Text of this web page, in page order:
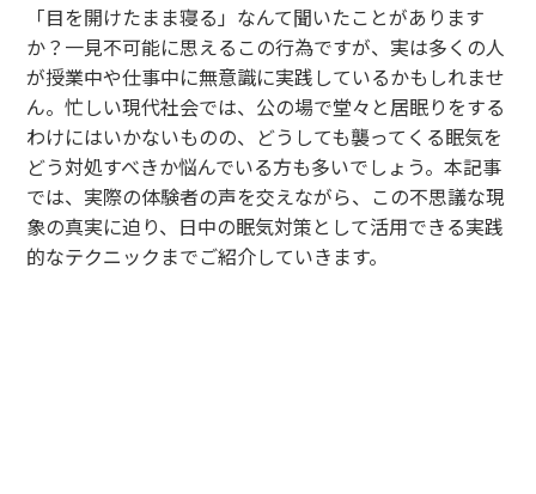
「目を開けたまま寝る」なんて聞いたことがあります
か？一見不可能に思えるこの行為ですが、実は多くの人
が授業中や仕事中に無意識に実践しているかもしれませ
ん。忙しい現代社会では、公の場で堂々と居眠りをする
わけにはいかないものの、どうしても襲ってくる眠気を
どう対処すべきか悩んでいる方も多いでしょう。本記事
では、実際の体験者の声を交えながら、この不思議な現
象の真実に迫り、日中の眠気対策として活用できる実践
的なテクニックまでご紹介していきます。